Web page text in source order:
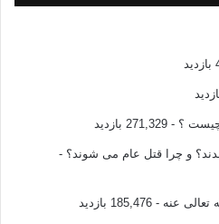
چیست ؟ - 271,329 بازدید
و چرا قتل عام می شوند؟ -
عنه - 185,476 بازدید